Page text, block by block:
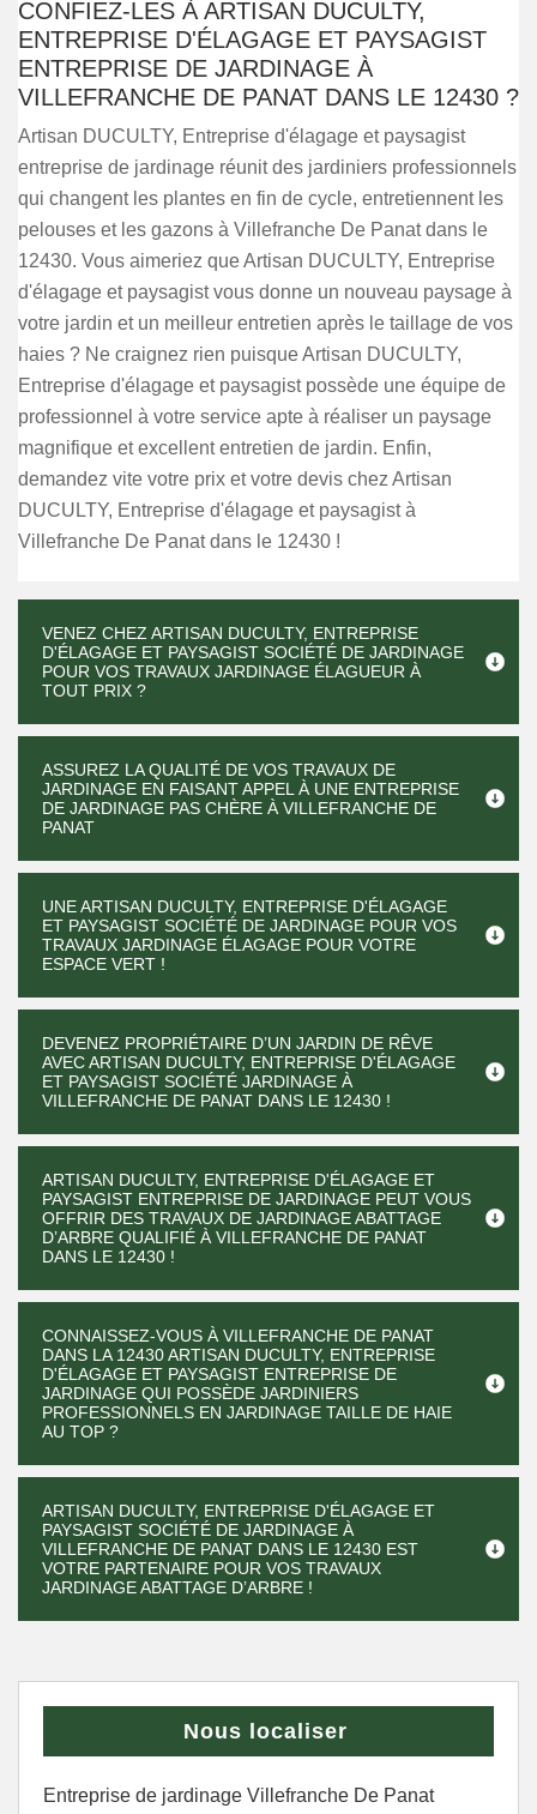
CONFIEZ-LES À ARTISAN DUCULTY,
ENTREPRISE D'ÉLAGAGE ET PAYSAGIST
ENTREPRISE DE JARDINAGE À
VILLEFRANCHE DE PANAT DANS LE 12430 ?
Artisan DUCULTY, Entreprise d'élagage et paysagist
entreprise de jardinage réunit des jardiniers professionnels
qui changent les plantes en fin de cycle, entretiennent les
pelouses et les gazons à Villefranche De Panat dans le
12430. Vous aimeriez que Artisan DUCULTY, Entreprise
d'élagage et paysagist vous donne un nouveau paysage à
votre jardin et un meilleur entretien après le taillage de vos
haies ? Ne craignez rien puisque Artisan DUCULTY,
Entreprise d'élagage et paysagist possède une équipe de
professionnel à votre service apte à réaliser un paysage
magnifique et excellent entretien de jardin. Enfin,
demandez vite votre prix et votre devis chez Artisan
DUCULTY, Entreprise d'élagage et paysagist à
Villefranche De Panat dans le 12430 !
VENEZ CHEZ ARTISAN DUCULTY, ENTREPRISE
D'ÉLAGAGE ET PAYSAGIST SOCIÉTÉ DE JARDINAGE
POUR VOS TRAVAUX JARDINAGE ÉLAGUEUR À
TOUT PRIX ?
ASSUREZ LA QUALITÉ DE VOS TRAVAUX DE
JARDINAGE EN FAISANT APPEL À UNE ENTREPRISE
DE JARDINAGE PAS CHÈRE À VILLEFRANCHE DE
PANAT
UNE ARTISAN DUCULTY, ENTREPRISE D'ÉLAGAGE
ET PAYSAGIST SOCIÉTÉ DE JARDINAGE POUR VOS
TRAVAUX JARDINAGE ÉLAGAGE POUR VOTRE
ESPACE VERT !
DEVENEZ PROPRIÉTAIRE D’UN JARDIN DE RÊVE
AVEC ARTISAN DUCULTY, ENTREPRISE D'ÉLAGAGE
ET PAYSAGIST SOCIÉTÉ JARDINAGE À
VILLEFRANCHE DE PANAT DANS LE 12430 !
ARTISAN DUCULTY, ENTREPRISE D'ÉLAGAGE ET
PAYSAGIST ENTREPRISE DE JARDINAGE PEUT VOUS
OFFRIR DES TRAVAUX DE JARDINAGE ABATTAGE
D’ARBRE QUALIFIÉ À VILLEFRANCHE DE PANAT
DANS LE 12430 !
CONNAISSEZ-VOUS À VILLEFRANCHE DE PANAT
DANS LA 12430 ARTISAN DUCULTY, ENTREPRISE
D'ÉLAGAGE ET PAYSAGIST ENTREPRISE DE
JARDINAGE QUI POSSÈDE JARDINIERS
PROFESSIONNELS EN JARDINAGE TAILLE DE HAIE
AU TOP ?
ARTISAN DUCULTY, ENTREPRISE D'ÉLAGAGE ET
PAYSAGIST SOCIÉTÉ DE JARDINAGE À
VILLEFRANCHE DE PANAT DANS LE 12430 EST
VOTRE PARTENAIRE POUR VOS TRAVAUX
JARDINAGE ABATTAGE D’ARBRE !
Nous localiser
Entreprise de jardinage Villefranche De Panat